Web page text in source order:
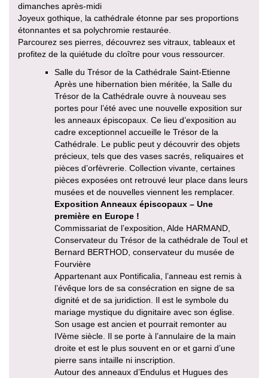
dimanches après-midi
Joyeux gothique, la cathédrale étonne par ses proportions
étonnantes et sa polychromie restaurée.
Parcourez ses pierres, découvrez ses vitraux, tableaux et
profitez de la quiétude du cloître pour vous ressourcer.
Salle du Trésor de la Cathédrale Saint-Etienne
Après une hibernation bien méritée, la Salle du
Trésor de la Cathédrale ouvre à nouveau ses
portes pour l’été avec une nouvelle exposition sur
les anneaux épiscopaux. Ce lieu d’exposition au
cadre exceptionnel accueille le Trésor de la
Cathédrale. Le public peut y découvrir des objets
précieux, tels que des vases sacrés, reliquaires et
pièces d’orfèvrerie. Collection vivante, certaines
pièces exposées ont retrouvé leur place dans leurs
musées et de nouvelles viennent les remplacer.
Exposition Anneaux épiscopaux – Une
première en Europe !
Commissariat de l’exposition, Alde HARMAND,
Conservateur du Trésor de la cathédrale de Toul et
Bernard BERTHOD, conservateur du musée de
Fourvière
Appartenant aux Pontificalia, l’anneau est remis à
l’évêque lors de sa consécration en signe de sa
dignité et de sa juridiction. Il est le symbole du
mariage mystique du dignitaire avec son église.
Son usage est ancien et pourrait remonter au
IVème siècle. Il se porte à l’annulaire de la main
droite et est le plus souvent en or et garni d’une
pierre sans intaille ni inscription.
Autour des anneaux d’Endulus et Hugues des